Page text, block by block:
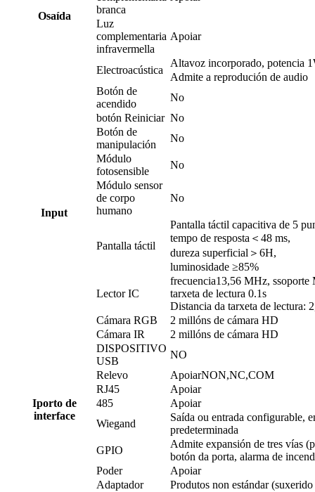
Osaída
branca
Luz
complementaria
infravermella
Apoiar
Electroacústica
Altavoz incorporado, potencia
Admite a reprodución de audio
Input
Botón de
acendido
No
botón Reiniciar No
Botón de
manipulación
No
Módulo
fotosensible
No
Módulo sensor
de corpo
humano
No
Pantalla táctil
Pantalla táctil capacitiva de 5
tempo de resposta ＜ 48 ms,
dureza superficial ＞ 6H,
luminosidade ≥85%
Lector IC
frecuencia13,56 MHz, ssoporte
tarxeta de lectura 0.1s
Distancia da tarxeta de lectura:
Cámara RGB
2 millóns de cámara HD
Cámara IR
2 millóns de cámara HD
Iporto de
interface
DISPOSITIVO
USB
NO
Relevo
ApoiarNON,NC,COM
RJ45
Apoiar
485
Apoiar
Wiegand
Saída ou entrada configurable,
predeterminada
GPIO
Admite expansión de tres vías
botón da porta, alarma de
Poder
Apoiar
Adaptador
Produtos non estándar